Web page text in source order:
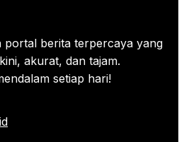
portal berita terpercaya yang
akurat, dan tajam.
setiap hari!